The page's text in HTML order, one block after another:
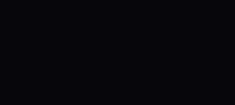
gebruik van hun services.